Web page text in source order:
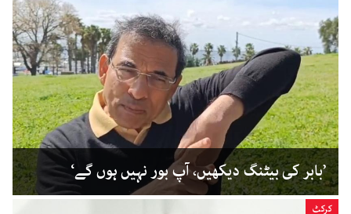
’بابر کی بیٹنگ دیکھیں، آپ بور نہیں ہوں گے‘
کرکٹ